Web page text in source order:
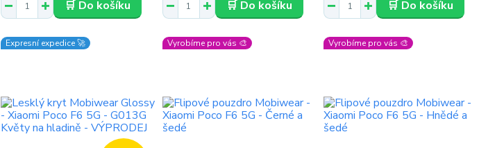
🛒 Do košíku 🛒 Do košíku 🛒 Do košíku
Expresní expedice 🚀 Vyrobíme pro vás 🎨 Vyrobíme pro vás 🎨